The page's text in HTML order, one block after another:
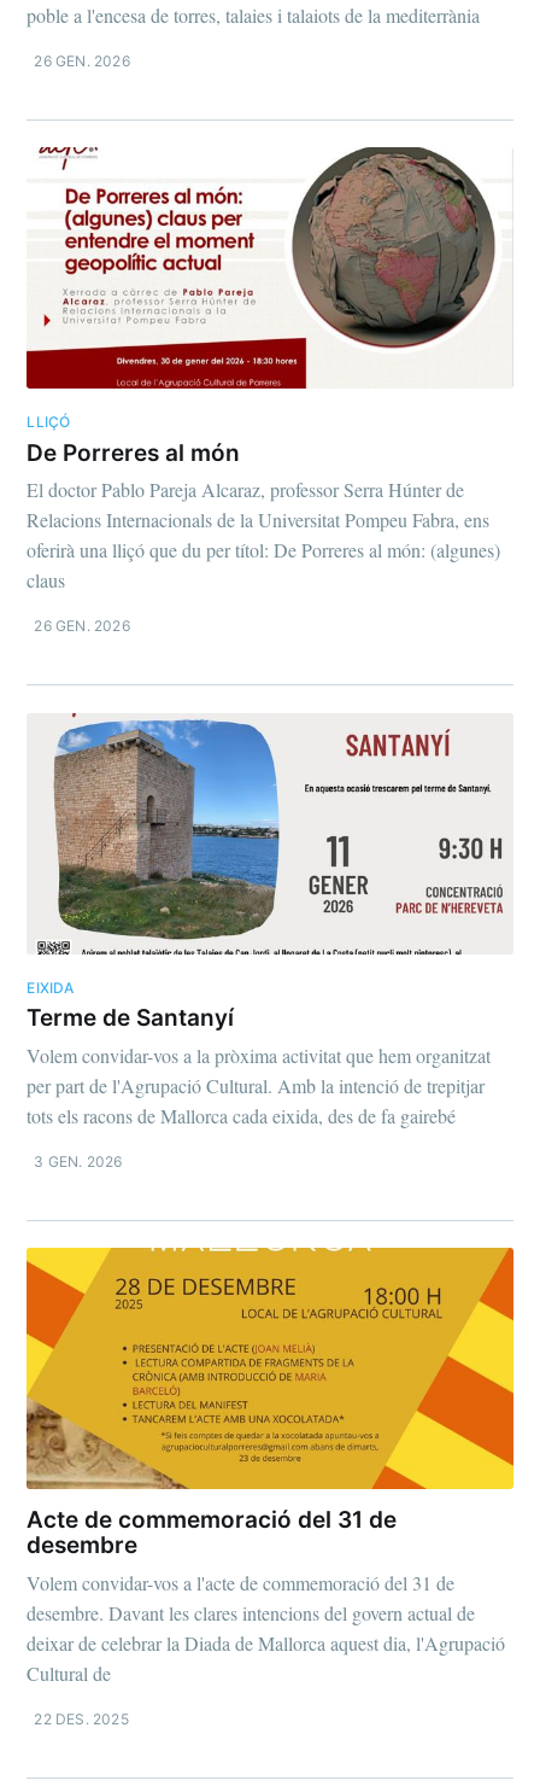
poble a l'encesa de torres, talaies i talaiots de la mediterrània
26 GEN. 2026
LLIÇÓ
De Porreres al món
El doctor Pablo Pareja Alcaraz, professor Serra Húnter de
Relacions Internacionals de la Universitat Pompeu Fabra, ens
oferirà una lliçó que du per títol: De Porreres al món: (algunes)
claus
26 GEN. 2026
EIXIDA
Terme de Santanyí
Volem convidar-vos a la pròxima activitat que hem organitzat
per part de l'Agrupació Cultural. Amb la intenció de trepitjar
tots els racons de Mallorca cada eixida, des de fa gairebé
3 GEN. 2026
Acte de commemoració del 31 de
desembre
Volem convidar-vos a l'acte de commemoració del 31 de
desembre. Davant les clares intencions del govern actual de
deixar de celebrar la Diada de Mallorca aquest dia, l'Agrupació
Cultural de
22 DES. 2025